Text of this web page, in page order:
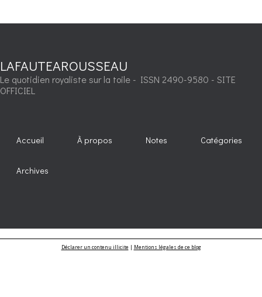
LAFAUTEAROUSSEAU
Le quotidien royaliste sur la toile - ISSN 2490-9580 - SITE
OFFICIEL
Accueil À propos Notes Catégories
Archives
Déclarer un contenu illicite| Mentions légales de ce blog